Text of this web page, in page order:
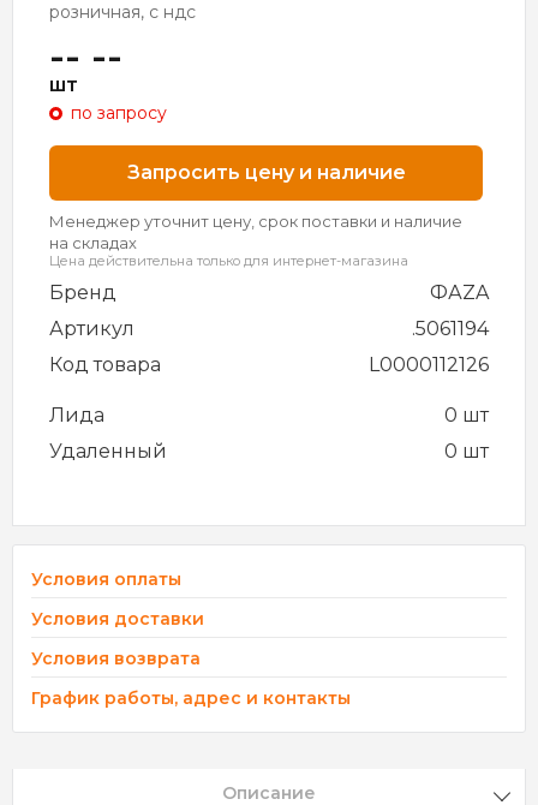
розничная, с ндс
-- --
шт
по запросу
Запросить цену и наличие
Менеджер уточнит цену, срок поставки и наличие
на складах
Цена действительна только для интернет-магазина
Бренд
ФАZA
Артикул
.5061194
Код товара
L0000112126
Лида
0 шт
Удаленный
0 шт
Условия оплаты
Условия доставки
Условия возврата
График работы, адрес и контакты
Описание